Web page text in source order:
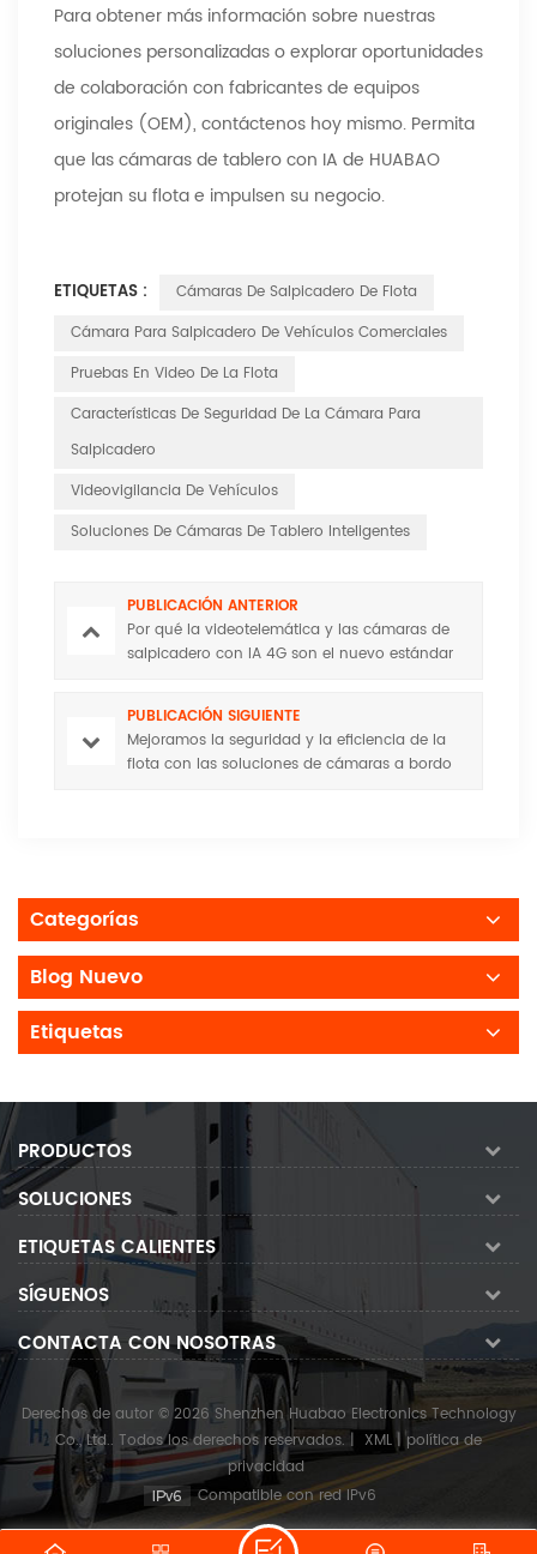
Para obtener más información sobre nuestras
soluciones personalizadas o explorar oportunidades
de colaboración con fabricantes de equipos
originales (OEM), contáctenos hoy mismo. Permita
que las cámaras de tablero con IA de HUABAO
protejan su flota e impulsen su negocio.
ETIQUETAS :
Cámaras De Salpicadero De Flota
Cámara Para Salpicadero De Vehículos Comerciales
Pruebas En Video De La Flota
Características De Seguridad De La Cámara Para
Salpicadero
Videovigilancia De Vehículos
Soluciones De Cámaras De Tablero Inteligentes
PUBLICACIÓN ANTERIOR
Por qué la videotelemática y las cámaras de
salpicadero con IA 4G son el nuevo estándar
PUBLICACIÓN SIGUIENTE
Mejoramos la seguridad y la eficiencia de la
flota con las soluciones de cámaras a bordo
Categorías
Blog Nuevo
Etiquetas
PRODUCTOS
SOLUCIONES
ETIQUETAS CALIENTES
SÍGUENOS
CONTACTA CON NOSOTRAS
Derechos de autor © 2026 Shenzhen Huabao Electronics Technology
Co., Ltd.. Todos los derechos reservados. | XML | política de
privacidad
Compatible con red IPv6